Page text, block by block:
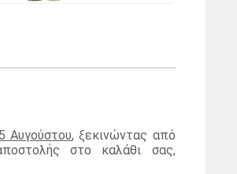
Αυγούστου, ξεκινώντας από
στο καλάθι σας,